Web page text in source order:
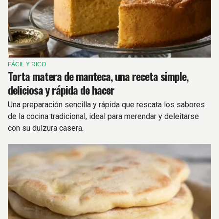
FÁCIL Y RICO
Torta matera de manteca, una receta simple,
deliciosa y rápida de hacer
Una preparación sencilla y rápida que rescata los sabores
de la cocina tradicional, ideal para merendar y deleitarse
con su dulzura casera.